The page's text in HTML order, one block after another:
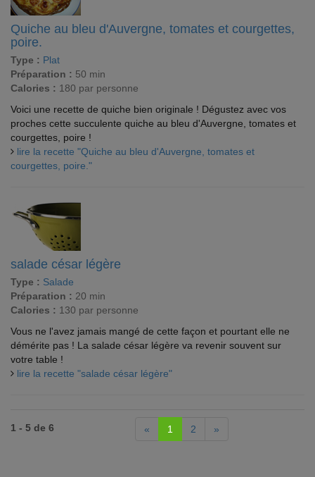
Quiche au bleu d'Auvergne, tomates et courgettes,
poire.
Type : Plat
Préparation : 50 min
Calories : 180 par personne
Voici une recette de quiche bien originale ! Dégustez avec vos
proches cette succulente quiche au bleu d'Auvergne, tomates et
courgettes, poire !
lire la recette "Quiche au bleu d'Auvergne, tomates et
courgettes, poire."
salade césar légère
Type : Salade
Préparation : 20 min
Calories : 130 par personne
Vous ne l'avez jamais mangé de cette façon et pourtant elle ne
démérite pas ! La salade césar légère va revenir souvent sur
votre table !
lire la recette "salade césar légère"
1 - 5 de 6 « 1 2 »